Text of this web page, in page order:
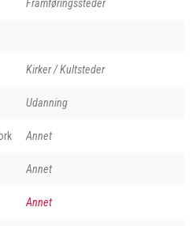
Framføringssteder
Kirker / Kultsteder
Udanning
Annet
Annet
Annet